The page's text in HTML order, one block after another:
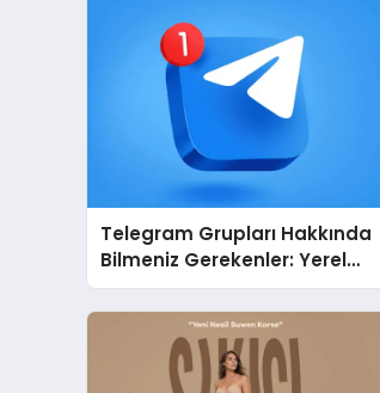
Telegram Grupları Hakkında
Bilmeniz Gerekenler: Yerel
Telegram Gruplarıyla
Şehrinizdeki Topluluklara